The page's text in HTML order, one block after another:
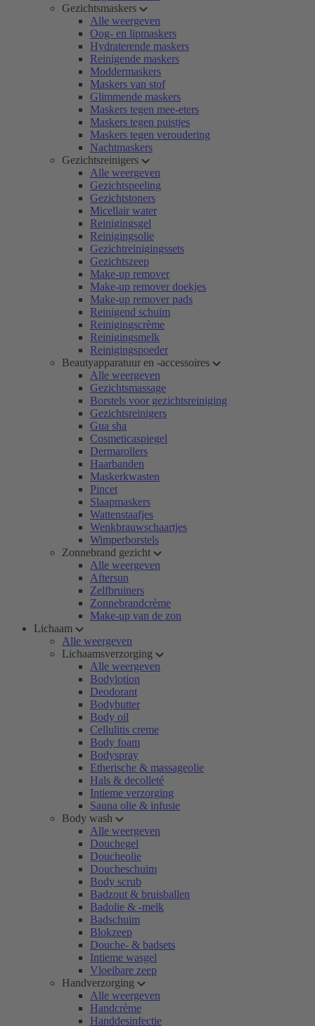
Gezichtsmaskers
Alle weergeven
Oog- en lipmaskers
Hydraterende maskers
Reinigende maskers
Moddermaskers
Maskers van stof
Glimmende maskers
Maskers tegen mee-eters
Maskers tegen puistjes
Maskers tegen veroudering
Nachtmaskers
Gezichtsreinigers
Alle weergeven
Gezichtspeeling
Gezichtstoners
Micellair water
Reinigingsgel
Reinigingsolie
Gezichtreinigingssets
Gezichtszeep
Make-up remover
Make-up remover doekjes
Make-up remover pads
Reinigend schuim
Reinigingscrème
Reinigingsmelk
Reinigingspoeder
Beautyapparatuur en -accessoires
Alle weergeven
Gezichtsmassage
Borstels voor gezichtsreiniging
Gezichtsreinigers
Gua sha
Cosmeticaspiegel
Dermarollers
Haarbanden
Maskerkwasten
Pincet
Slaapmaskers
Wattenstaafjes
Wenkbrauwschaartjes
Wimperborstels
Zonnebrand gezicht
Alle weergeven
Aftersun
Zelfbruiners
Zonnebrandcrème
Make-up van de zon
Lichaam
Alle weergeven
Lichaamsverzorging
Alle weergeven
Bodylotion
Deodorant
Bodybutter
Body oil
Cellulitis creme
Body foam
Bodyspray
Etherische & massageolie
Hals & decolleté
Intieme verzorging
Sauna olie & infusie
Body wash
Alle weergeven
Douchegel
Doucheolie
Doucheschuim
Body scrub
Badzout & bruisballen
Badolie & -melk
Badschuim
Blokzeep
Douche- & badsets
Intieme wasgel
Vloeibare zeep
Handverzorging
Alle weergeven
Handcrème
Handdesinfectie